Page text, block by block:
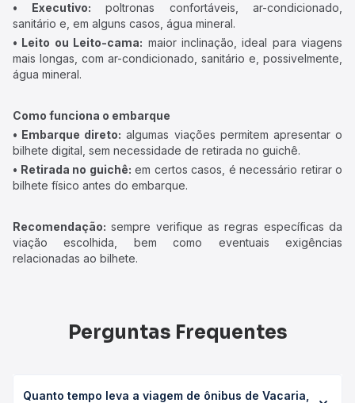
• Executivo: poltronas confortáveis, ar-condicionado,
sanitário e, em alguns casos, água mineral.
• Leito ou Leito-cama: maior inclinação, ideal para viagens
mais longas, com ar-condicionado, sanitário e, possivelmente,
água mineral.
Como funciona o embarque
• Embarque direto: algumas viações permitem apresentar o
bilhete digital, sem necessidade de retirada no guichê.
• Retirada no guichê: em certos casos, é necessário retirar o
bilhete físico antes do embarque.
Recomendação: sempre verifique as regras específicas da
viação escolhida, bem como eventuais exigências
relacionadas ao bilhete.
Perguntas Frequentes
Quanto tempo leva a viagem de ônibus de Vacaria,